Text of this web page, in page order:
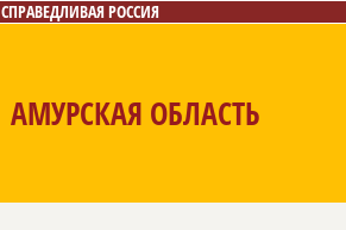
СПРАВЕДЛИВАЯ РОССИЯ
АМУРСКАЯ ОБЛАСТЬ